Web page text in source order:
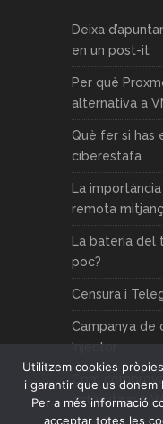
Deixa
en un post-it
Per què
alternativa a
Què fer si has
ciberestafa
La
remota
La bateria del
poc?
Censura i
Campanya de
Injector
Com
actualitzar a
Utilitzem cookies
i garantir que us donem
Per a més informació
acceptar totes les